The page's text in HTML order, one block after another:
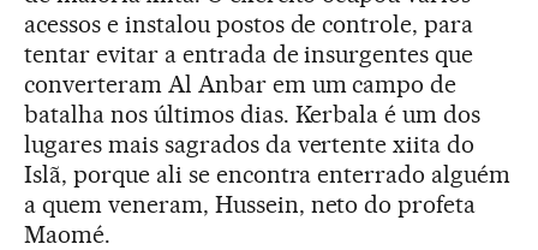
acessos e instalou postos de controle, para
tentar evitar a entrada de insurgentes que
converteram Al Anbar em um campo de
batalha nos últimos dias. Kerbala é um dos
lugares mais sagrados da vertente xiita do
Islã, porque ali se encontra enterrado alguém
a quem veneram, Hussein, neto do profeta
Maomé.